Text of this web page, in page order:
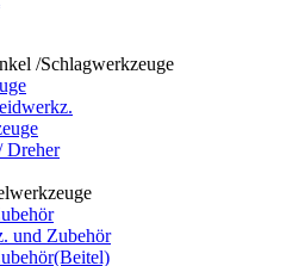
/Schlagwerkzeuge
Dreher
und Zubehör